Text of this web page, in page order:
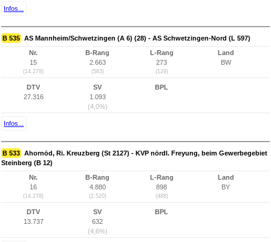
Infos...
B 535 AS Mannheim/Schwetzingen (A 6) (28) - AS Schwetzingen-Nord (L 597)
Nr.
15
(14.279)
B-Rang
2.663
(583)
L-Rang
273
(129)
Land
BW
DTV
27.316
SV
1.093
(4,0%)
BPL
Infos...
B 533 Ahornöd, Ri. Kreuzberg (St 2127) - KVP nördl. Freyung, beim Gewerbegebiet
Steinberg (B 12)
Nr.
16
(14.278)
B-Rang
4.880
(2.520)
L-Rang
898
(488)
Land
BY
DTV
13.737
SV
632
(4,6%)
BPL